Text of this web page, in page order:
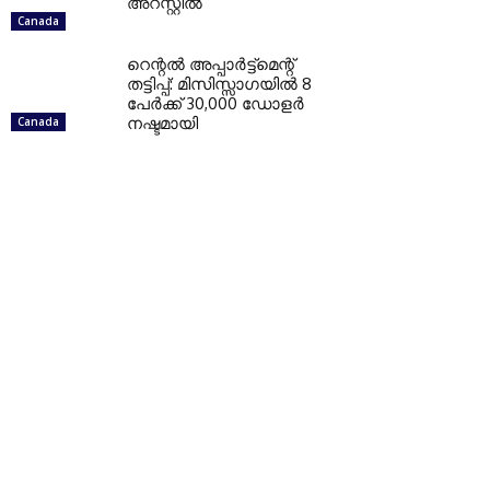
Canada
Canada
റെന്റല്‍ അപ്പാര്‍ട്ട്‌മെന്റ്
തട്ടിപ്പ്: മിസിസ്സാഗയില്‍ 8
പേര്‍ക്ക് 30,000 ഡോളര്‍
നഷ്ടമായി